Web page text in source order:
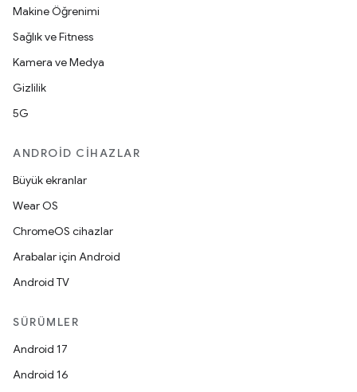
Makine Öğrenimi
Sağlık ve Fitness
Kamera ve Medya
Gizlilik
5G
ANDROID CIHAZLAR
Büyük ekranlar
Wear OS
ChromeOS cihazlar
Arabalar için Android
Android TV
SÜRÜMLER
Android 17
Android 16